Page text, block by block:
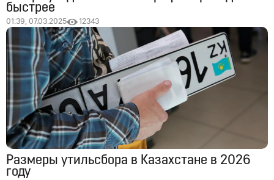
быстрее
01:39, 07.03.2025 12343
Размеры утильсбора в Казахстане в 2026
году